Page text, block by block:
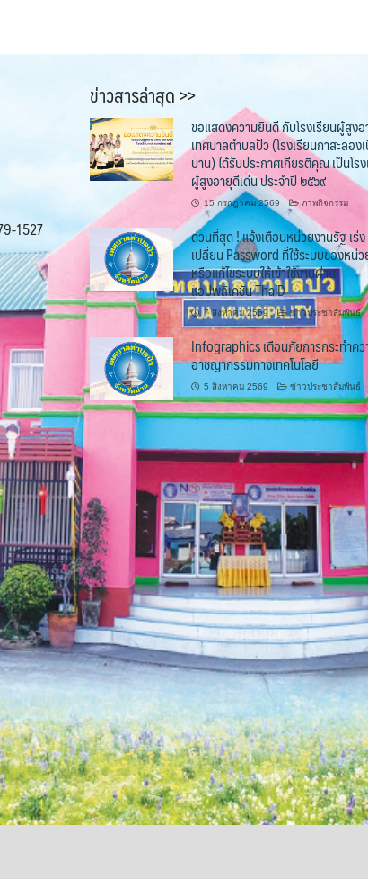
1527
ข่าวสารล่าสุด >>
ขอแสดงความยินดี กับโรงเรียนผู้สูง
เทศบาลตำบลปัว (โรงเรียนกาสะลอง
บาน) ได้รับประกาศเกียรติคุณ เป็นโร
ผู้สูงอายุดีเด่น ประจำปี ๒๕๖๙
15 กรกฎาคม 2569 ภาพกิจกรรม
ด่วนที่สุด ! แจ้งเตือนหน่วยงานรัฐ เร่ง
เปลี่ยน Password ที่ใช้ระบบของหน่
หรือแก้ไขระบบให้เข้าใช้งานผ่าน
แอปพลิเคชัน ThaiD
7 สิงหาคม 2569 ข่าวประชาสัมพันธ์
Infographics เตือนภัยการกระทำค
อาชญากรรมทางเทคโนโลยี
5 สิงหาคม 2569 ข่าวประชาสัมพันธ์